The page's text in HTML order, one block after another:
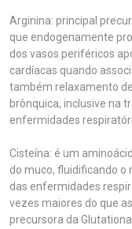
Arginina: principal
que endogenamente
dos vasos periféricos
cardíacas quando
também relaxamento
brônquica, inclusive na
enfermidades
Cisteína: é um
do muco, fluidificando o
das enfermidades
vezes maiores do que
precursora da